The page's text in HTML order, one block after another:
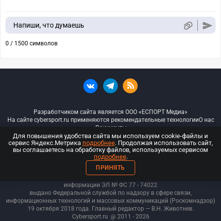
Напиши, что думаешь
0 / 1500 символов
Разработчиком сайта является ООО «ЕСПОРТ Медиа»
На сайте cybersport.ru применяются рекомендательные технологииО нас
Документы
© ООО «Киберспорт.ру» — Все права защищены
18+
ООО «Киберспорт.ру». Свидетельство о регистрации средств массовой
информации ЭЛ № ФС 77 - 74022
выдано Федеральной службой по надзору в сфере связи,
информационных технологий и массовых коммуникаций (Роскомнадзор)
19 октября 2018 года. Главный редактор — В.Н. Животнев.
Cybersport.ru @ 2011 - 2026
Для повышения удобства сайта мы используем cookie-файлы и
сервис Яндекс.Метрика подробнее. Продолжая использовать сайт,
вы соглашаетесь на обработку файлов, используемых сервисом
подробнее.
ПРИНЯТЬ